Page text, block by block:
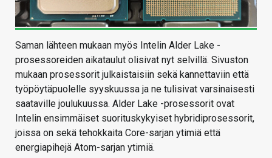
Saman lähteen mukaan myös Intelin Alder Lake -
prosessoreiden aikataulut olisivat nyt selvillä. Sivuston
mukaan prosessorit julkaistaisiin sekä kannettaviin että
työpöytäpuolelle syyskuussa ja ne tulisivat varsinaisesti
saataville joulukuussa. Alder Lake -prosessorit ovat
Intelin ensimmäiset suorituskykyiset hybridiprosessorit,
joissa on sekä tehokkaita Core-sarjan ytimiä että
energiapihejä Atom-sarjan ytimiä.